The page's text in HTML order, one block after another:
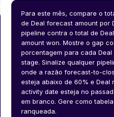
Para este mês, compare o
de Deal forecast amount por
pipeline contra o total de Deal
amount won. Mostre o gap
porcentagem para cada Deal
stage. Sinalize qualquer
onde a razão forecast-to-
esteja abaixo de 60% e Deal
activity date esteja no
em branco. Gere como tabela
ranqueada.